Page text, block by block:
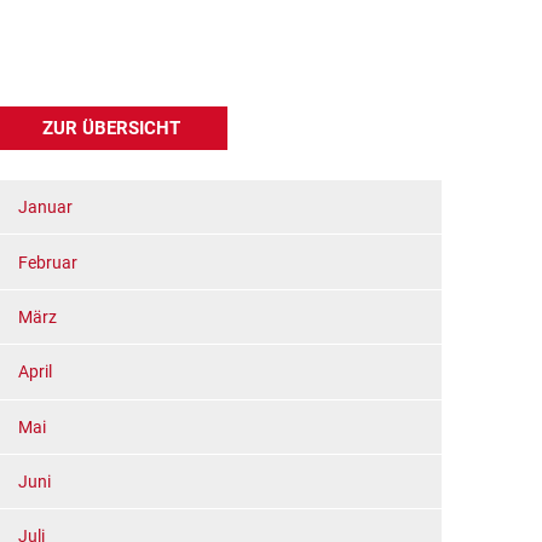
ZUR ÜBERSICHT
Januar
Februar
März
April
Mai
Juni
Juli